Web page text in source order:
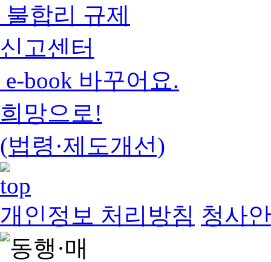
불합리 규제
신고센터
e-book 바꾸어요.
희망으로!
(법령·제도개선)
개인정보 처리방침 청사